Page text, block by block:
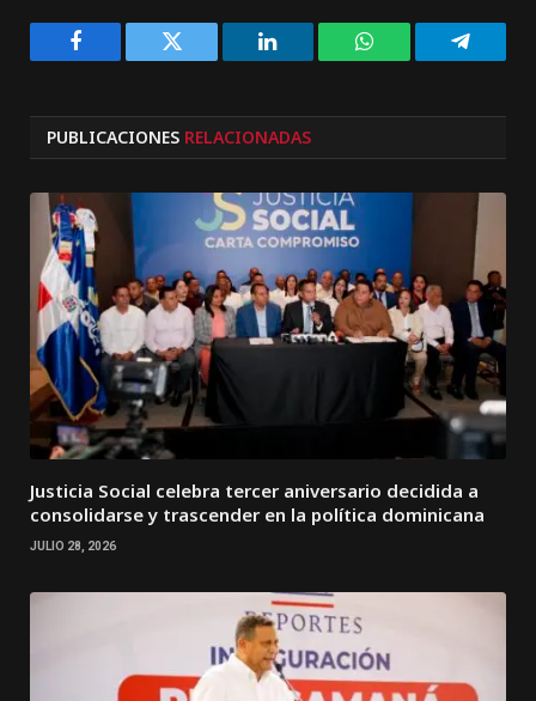
Facebook Twitter LinkedIn WhatsApp
PUBLICACIONES RELACIONADAS
Justicia Social celebra tercer aniversario decidida a
consolidarse y trascender en la política dominicana
JULIO 28, 2026